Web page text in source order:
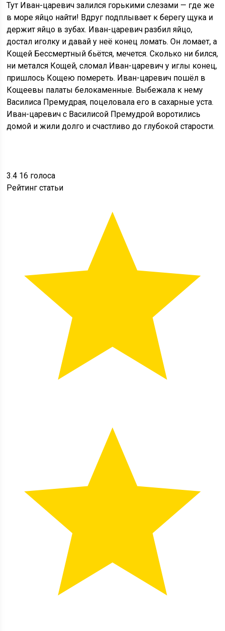
Тут Иван-царевич залился горькими слезами — где же
в море яйцо найти! Вдруг подплывает к берегу щука и
держит яйцо в зубах. Иван-царевич разбил яйцо,
достал иголку и давай у неё конец ломать. Он ломает, а
Кощей Бессмертный бьётся, мечется. Сколько ни бился,
ни метался Кощей, сломал Иван-царевич у иглы конец,
пришлось Кощею помереть. Иван-царевич пошёл в
Кощеевы палаты белокаменные. Выбежала к нему
Василиса Премудрая, поцеловала его в сахарные уста.
Иван-царевич с Василисой Премудрой воротились
домой и жили долго и счастливо до глубокой старости.
3.4 16 голоса
Рейтинг статьи